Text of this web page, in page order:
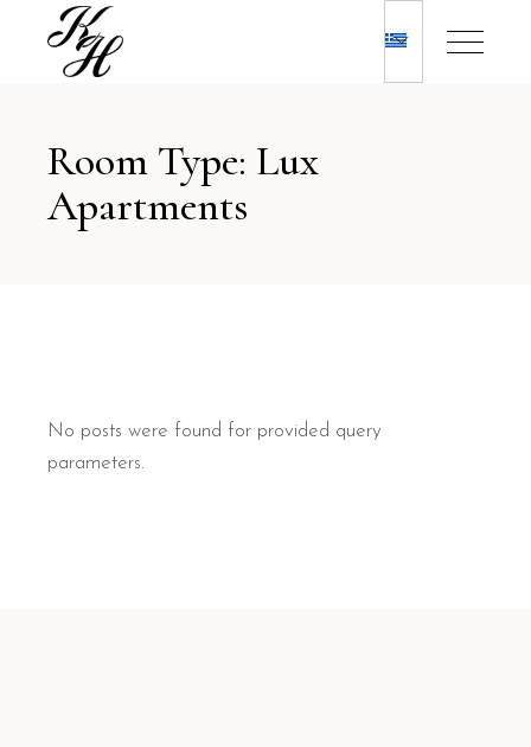
Room Type: Lux
Apartments
No posts were found for provided query
parameters.